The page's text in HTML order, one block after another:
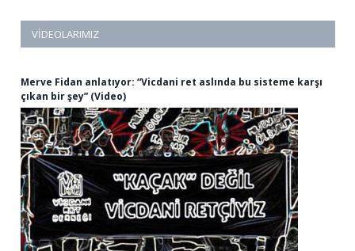
VIDEOLARIMIZ
Merve Fidan anlatıyor: “Vicdani ret aslında bu sisteme karşı
çıkan bir şey” (Video)